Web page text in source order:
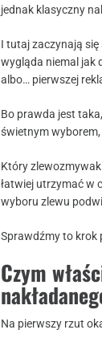
jednak klasyczny
I tutaj zaczynają się
wygląda niemal jak
albo… pierwszej
Bo prawda jest
świetnym wyborem,
Który
łatwiej utrzymać w
wyboru zlewu
Sprawdźmy to krok
Czym
Na pierwszy rzut